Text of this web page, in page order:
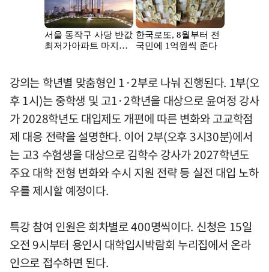
강의는 학년별 맞춤형인 1·2부로 나눠 진행된다. 1부(오
후 1시)는 중학생 및 고1·2학년을 대상으로 윤여정 강사
가 2028학년도 대입제도 개편에 따른 변화와 고교학점
제 대응 전략을 설명한다. 이어 2부(오후 3시30분)에서
는 고3 수험생을 대상으로 김학수 강사가 2027학년도
주요 대학 전형 변화와 수시 지원 전략 등 실전 대입 노하
우를 제시할 예정이다.
특강 참여 인원은 회차별로 400명씩이다. 신청은 15일
오전 9시부터 용인시 대학입시박람회 누리집에서 온라
인으로 접수하면 된다.